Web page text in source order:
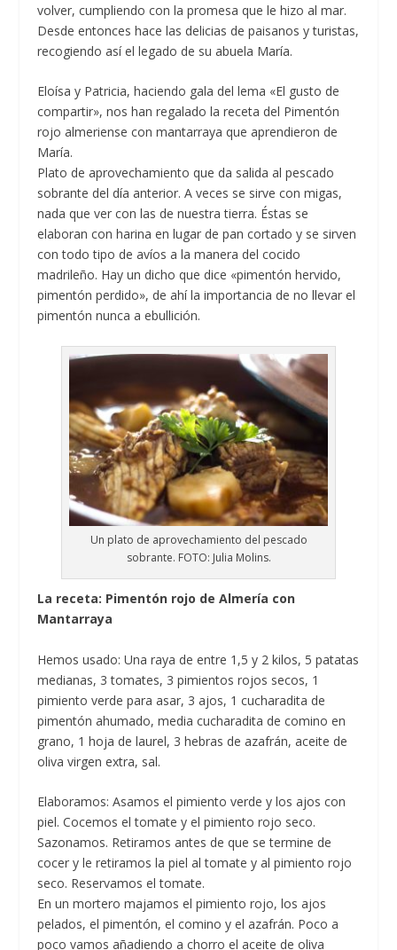
volver, cumpliendo con la promesa que le hizo al mar.
Desde entonces hace las delicias de paisanos y turistas,
recogiendo así el legado de su abuela María.
Eloísa y Patricia, haciendo gala del lema «El gusto de
compartir», nos han regalado la receta del Pimentón
rojo almeriense con mantarraya que aprendieron de
María.
Plato de aprovechamiento que da salida al pescado
sobrante del día anterior. A veces se sirve con migas,
nada que ver con las de nuestra tierra. Éstas se
elaboran con harina en lugar de pan cortado y se sirven
con todo tipo de avíos a la manera del cocido
madrileño. Hay un dicho que dice «pimentón hervido,
pimentón perdido», de ahí la importancia de no llevar el
pimentón nunca a ebullición.
Un plato de aprovechamiento del pescado
sobrante. FOTO: Julia Molins.
La receta: Pimentón rojo de Almería con
Mantarraya
Hemos usado: Una raya de entre 1,5 y 2 kilos, 5 patatas
medianas, 3 tomates, 3 pimientos rojos secos, 1
pimiento verde para asar, 3 ajos, 1 cucharadita de
pimentón ahumado, media cucharadita de comino en
grano, 1 hoja de laurel, 3 hebras de azafrán, aceite de
oliva virgen extra, sal.
Elaboramos: Asamos el pimiento verde y los ajos con
piel. Cocemos el tomate y el pimiento rojo seco.
Sazonamos. Retiramos antes de que se termine de
cocer y le retiramos la piel al tomate y al pimiento rojo
seco. Reservamos el tomate.
En un mortero majamos el pimiento rojo, los ajos
pelados, el pimentón, el comino y el azafrán. Poco a
poco vamos añadiendo a chorro el aceite de oliva